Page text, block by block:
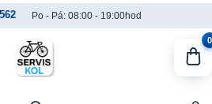
Po - Pá: 08:00 - 19:00hod
0